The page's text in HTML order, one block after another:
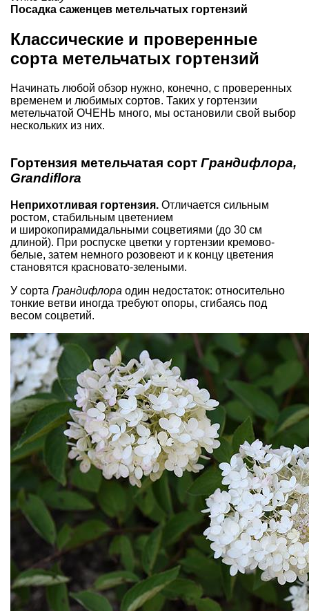
Посадка саженцев метельчатых гортензий
Классические и проверенные
сорта метельчатых гортензий
Начинать любой обзор нужно, конечно, с проверенных
временем и любимых сортов. Таких у гортензии
метельчатой ОЧЕНЬ много, мы остановили свой выбор
нескольких из них.
Гортензия метельчатая сорт Грандифлора,
Grandiflora
Неприхотливая гортензия. Отличается сильным
ростом, стабильным цветением
и широкопирамидальными соцветиями (до 30 см
длиной). При роспуске цветки у гортензии кремово-
белые, затем немного розовеют и к концу цветения
становятся красновато-зелеными.
У сорта Грандифлора один недостаток: относительно
тонкие ветви иногда требуют опоры, сгибаясь под
весом соцветий.